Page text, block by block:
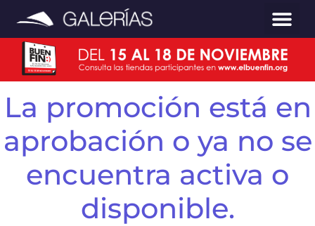
La promoción está en
aprobación o ya no se
encuentra activa o
disponible.